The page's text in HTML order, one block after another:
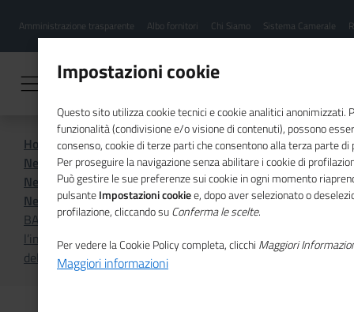
contenuto
Menu
hamburgher
Amministrazione trasparente Albo fornitori Chi Siamo Sistema Camerale
Home
Sistema Camerale
News dal sistema camerale
News dal sistema camerale - Archivio 2025
News dal sistema camerale - Luglio 2025
BARI - Dalla Camera di commercio contributi per favorire
l’inserimento di studenti laureati tirocinanti nel mondo
del lavoro
Impostazioni cookie
Questo sito utilizza cookie tecnici e cookie analitici anonimizzati.
funzionalità (condivisione e/o visione di contenuti), possono
consenso, cookie di terze parti che consentono alla terza parte
Per proseguire la navigazione senza abilitare i cookie di
Può gestire le sue preferenze sui cookie in ogni momento
pulsanteImpostazioni cookiee, dopo aver selezionato o
profilazione, cliccando suConferma le scelte.
Per vedere la Cookie Policy completa, clicchi Maggiori
Maggiori informazioni